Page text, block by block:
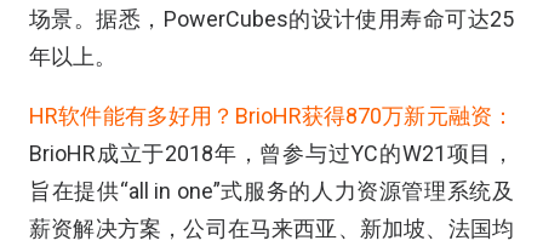
场景。据悉，PowerCubes的设计使用寿命可达25
年以上。
HR软件能有多好用？ BrioHR获得870万新元融资：
BrioHR成立于2018年，曾参与过YC的W21项目，
旨在提供“all in one”式服务的人力资源管理系统及
薪资解决方案，公司在马来西亚、新加坡、法国均